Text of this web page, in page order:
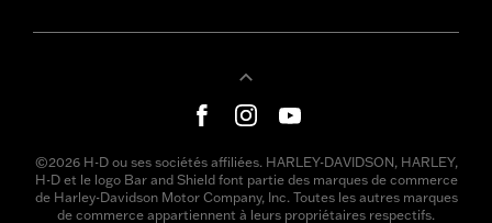
©2026 H-D ou ses sociétés affiliées. HARLEY-DAVIDSON, HARLEY,
H-D et le logo Bar and Shield font partie des marques de commerce
de Harley-Davidson Motor Company, Inc. Toutes les autres marques
de commerce appartiennent à leurs propriétaires respectifs.